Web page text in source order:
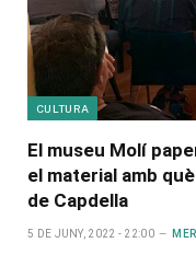
CULTURA
El museu Molí
el material amb
de Capdella
5 DE JUNY, 2022 - 22:00